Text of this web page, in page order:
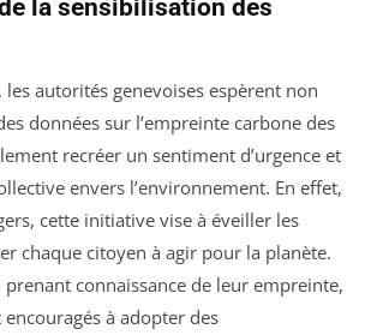
la sensibilisation des
les autorités genevoises espèrent non
données sur l’empreinte carbone des
recréer un sentiment d’urgence et
envers l’environnement. En effet,
cette initiative vise à éveiller les
chaque citoyen à agir pour la planète.
prenant connaissance de leur empreinte,
à adopter des